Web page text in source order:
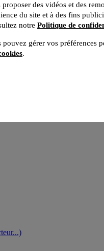
sol
proposer des vidéos et des
du site et à des fins
notre Politique de
pouvez gérer vos préférences
.